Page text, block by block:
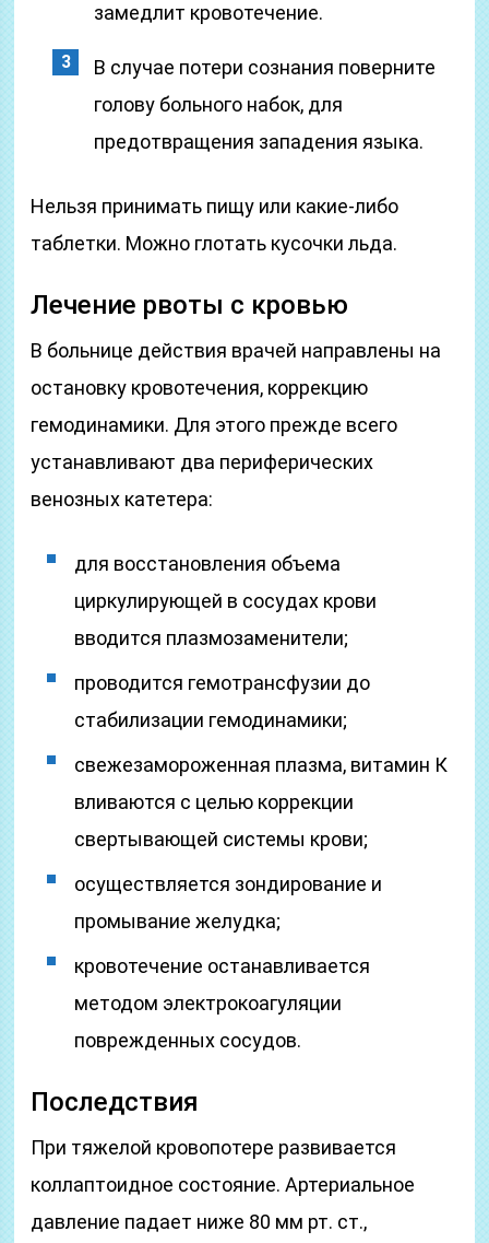
замедлит кровотечение.
В случае потери сознания поверните
голову больного набок, для
предотвращения западения языка.
Нельзя принимать пищу или какие-либо
таблетки. Можно глотать кусочки льда.
Лечение рвоты с кровью
В больнице действия врачей направлены на
остановку кровотечения, коррекцию
гемодинамики. Для этого прежде всего
устанавливают два периферических
венозных катетера:
для восстановления объема
циркулирующей в сосудах крови
вводится плазмозаменители;
проводится гемотрансфузии до
стабилизации гемодинамики;
свежезамороженная плазма, витамин К
вливаются с целью коррекции
свертывающей системы крови;
осуществляется зондирование и
промывание желудка;
кровотечение останавливается
методом электрокоагуляции
поврежденных сосудов.
Последствия
При тяжелой кровопотере развивается
коллаптоидное состояние. Артериальное
давление падает ниже 80 мм рт. ст.,